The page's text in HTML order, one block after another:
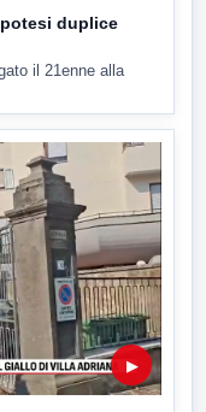
duplice
il 21enne alla
▶